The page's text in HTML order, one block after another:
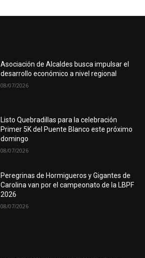
Asociación de Alcaldes busca impulsar el
desarrollo económico a nivel regional
08/07/2026
Listo Quebradillas para la celebración
Primer 5K del Puente Blanco este próximo
domingo
08/07/2026
Peregrinas de Hormigueros y Gigantes de
Carolina van por el campeonato de la LBPF
2026
08/07/2026